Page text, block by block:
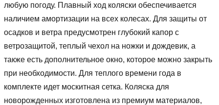
любую погоду. Плавный ход коляски обеспечивается
наличием амортизации на всех колесах. Для защиты от
осадков и ветра предусмотрен глубокий капор с
ветрозащитой, теплый чехол на ножки и дождевик, а
также есть дополнительное окно, которое можно закрыть
при необходимости. Для теплого времени года в
комплекте идет москитная сетка. Коляска для
новорожденных изготовлена из премиум материалов,